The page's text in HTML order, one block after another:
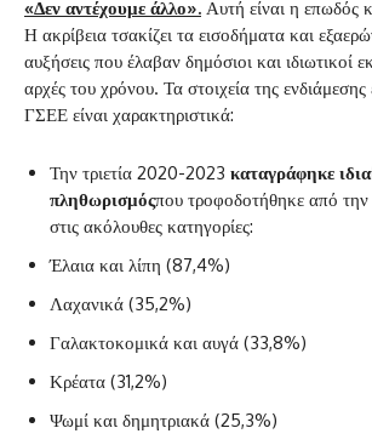
«Δεν αντέχουμε άλλο». Αυτή είναι η επωδός
Η ακρίβεια τσακίζει τα εισοδήματα και
αυξήσεις που έλαβαν δημόσιοι και ιδιωτικοί
αρχές του χρόνου. Τα στοιχεία της
ΓΣΕΕ είναι χαρακτηριστικά:
Την τριετία 2020-2023 καταγράφηκε
πληθωρισμόςπου τροφοδοτήθηκε από
στις ακόλουθες κατηγορίες:
Έλαια και λίπη (87,4%)
Λαχανικά (35,2%)
Γαλακτοκομικά και αυγά (33,8%)
Κρέατα (31,2%)
Ψωμί και δημητριακά (25,3%)